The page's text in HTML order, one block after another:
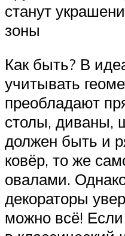
станут
зоны
Как быть? В
учитывать
преобладают
столы, диваны,
должен быть и
ковёр, то же
овалами.
декораторы
можно всё!